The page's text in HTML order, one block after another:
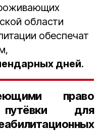
области
обеспечат
дней.
право
для